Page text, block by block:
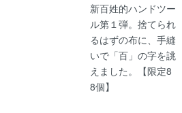
新百姓的ハンドツー
ル第１弾。捨てられ
るはずの布に、手縫
いで「百」の字を誂
えました。【限定8
8個】